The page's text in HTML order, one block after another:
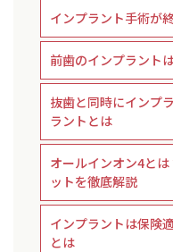
インプラント手術が
前歯のインプラント
抜歯と同時にインプ
ラントとは
オールインオン4と
ットを徹底解説
インプラントは保険
とは